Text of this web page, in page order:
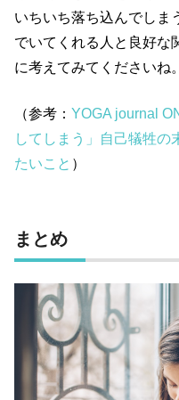
いちいち落ち込んでしま
でいてくれる人と良好な
に考えてみてくださいね。
（参考： YOGA journal
してしまう」自己犠牲の
たいこと ）
まとめ